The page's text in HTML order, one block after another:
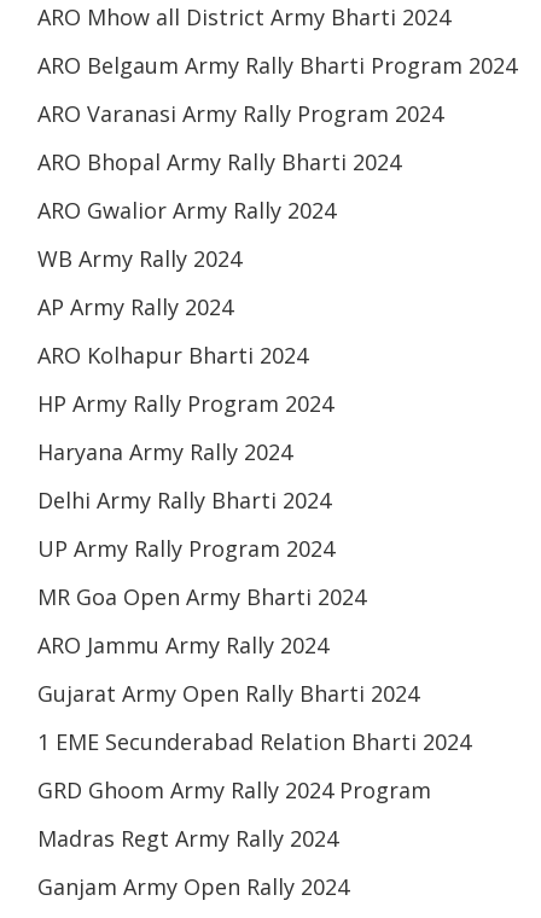
ARO Mhow all District Army Bharti 2024
ARO Belgaum Army Rally Bharti Program 2024
ARO Varanasi Army Rally Program 2024
ARO Bhopal Army Rally Bharti 2024
ARO Gwalior Army Rally 2024
WB Army Rally 2024
AP Army Rally 2024
ARO Kolhapur Bharti 2024
HP Army Rally Program 2024
Haryana Army Rally 2024
Delhi Army Rally Bharti 2024
UP Army Rally Program 2024
MR Goa Open Army Bharti 2024
ARO Jammu Army Rally 2024
Gujarat Army Open Rally Bharti 2024
1 EME Secunderabad Relation Bharti 2024
GRD Ghoom Army Rally 2024 Program
Madras Regt Army Rally 2024
Ganjam Army Open Rally 2024